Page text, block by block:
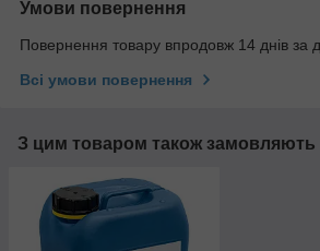
Умови повернення
Повернення товару впродовж 14 днів за
Всі умови повернення
З цим товаром також замовляють